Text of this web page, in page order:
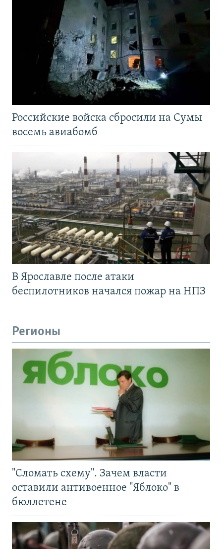
Российские войска сбросили на Сумы
восемь авиабомб
В Ярославле после атаки
беспилотников начался пожар на НПЗ
Регионы
"Сломать схему". Зачем власти
оставили антивоенное "Яблоко" в
бюллетене